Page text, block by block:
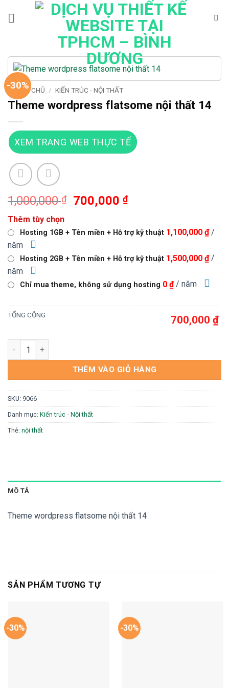
-30%
TRANG CHỦ / KIẾN TRÚC - NỘI THẤT
Theme wordpress flatsome nội thất 14
XEM TRANG WEB THỰC TẾ
1,000,000₫
Giá
1,000,000 ₫.
700,000₫Giá
là:
Thêm tùy chọn
Hosting 1GB + Tên miền + Hỗ trợ kỹ thuật 1,100,000 ₫ /
năm
Hosting 2GB + Tên miền + Hỗ trợ kỹ thuật 1,500,000 ₫ /
năm
Chỉ mua theme, không sử dụng hosting 0 ₫ / năm
TỔNG CỘNG 700,000 ₫
Theme wordpress flatsome nội thất 14 số lượng
THÊM VÀO GIỎ HÀNG
SKU: 9066
Danh mục: Kiến trúc - Nội thất
Thẻ: nội thất
MÔ TẢ
Theme wordpress flatsome nội thất 14
SẢN PHẨM TƯƠNG TỰ
-30% -30%